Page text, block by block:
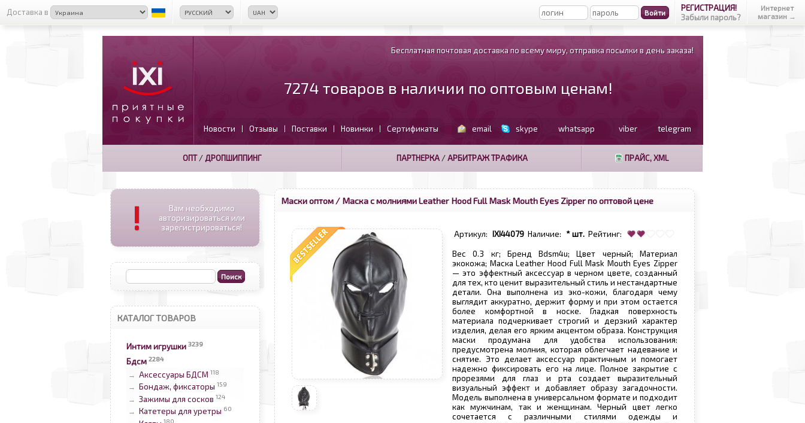
Доставка в
РЕГИСТРАЦИЯ!
Забыли пароль?
Интернет
магазин →
Бесплатная почтовая доставка по всему миру, отправка посылки в день заказа!
7274 товаров в наличии по оптовым ценам!
Новости | Отзывы | Поставки | Новинки | Сертификаты email skype whatsapp viber telegram
ОПТ/ ДРОПШИППИНГ ПАРТНЕРКА/АРБИТРАЖ ТРАФИКА ПРАЙС, XML
!
Вам необходимо
авторизироваться или
зарегистрироваться!
КАТАЛОГ ТОВАРОВ
Интим игрушки 3239
Бдсм 2284
→ Аксессуары БДСМ 118
→ Бондаж, фиксаторы 159
→ Зажимы для сосков 124
→ Катетеры для уретры 60
180
Маски оптом / Маска с молниями Leather Hood Full Mask Mouth Eyes Zipper по оптовой цене
Артикул: IXI44079 Наличие: * шт. Рейтинг:
Вес 0.3 кг; Бренд Bdsm4u; Цвет черный; Материал
экокожа; Маска Leather Hood Full Mask Mouth Eyes Zipper
— это эффектный аксессуар в черном цвете, созданный
для тех, кто ценит выразительный стиль и нестандартные
детали. Она выполнена из эко-кожи, благодаря чему
выглядит аккуратно, держит форму и при этом остается
более комфортной в носке. Гладкая поверхность
материала подчеркивает строгий и дерзкий характер
изделия, делая его ярким акцентом образа. Конструкция
маски продумана для удобства использования:
предусмотрена молния, которая облегчает надевание и
снятие. Это делает аксессуар практичным и помогает
надежно фиксировать его на лице. Полное закрытие с
прорезями для глаз и рта создает выразительный
визуальный эффект и добавляет образу загадочности.
Модель выполнена в универсальном формате и подходит
как мужчинам, так и женщинам. Черный цвет легко
сочетается с различными стилями одежды и